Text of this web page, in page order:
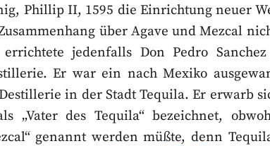
Phillip II, 1595 die Einrichtung neuer
über Agave und Mezcal
jedenfalls Don Pedro
Er war ein nach Mexiko
in der Stadt Tequila. Er erwarb
„Vater des Tequila“ bezeichnet,
genannt werden müßte, denn